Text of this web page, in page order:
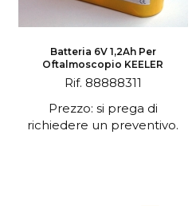
Batteria 6V 1,2Ah Per
Oftalmoscopio KEELER
Rif. 88888311
Prezzo: si prega di
richiedere un preventivo.